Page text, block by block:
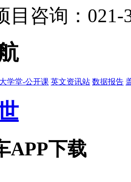
目咨询：021-
学堂-公开课 英文资讯站 数据报告
APP下载